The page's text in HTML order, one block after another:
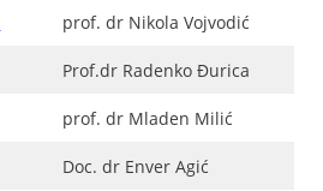
prof. dr Nikola Vojvodić
Prof.dr Radenko Đurica
prof. dr Mladen Milić
Doc. dr Enver Agić